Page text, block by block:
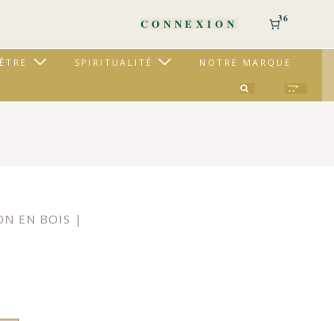
CONNEXION 36
SPIRITUALITÉ NOTRE MARQUE
EN BOIS |